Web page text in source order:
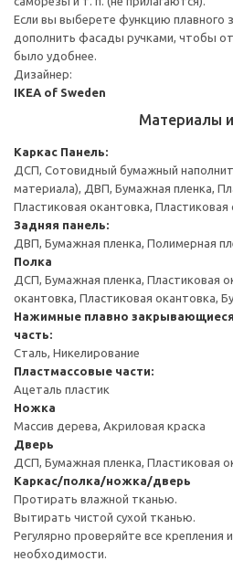
Если вы выберете функцию плавного
дополнить фасады ручками, чтобы
было удобнее.
Дизайнер:
IKEA of Sweden
Материалы
Каркас Панель:
ДСП, Сотовидный бумажный
материала), ДВП, Бумажная пленка,
Пластиковая окантовка,
Задняя панель:
ДВП, Бумажная пленка, Полимерная
Полка
ДСП, Бумажная пленка, Пластиковая
окантовка, Пластиковая окантовка,
Нажимные плавно
часть:
Сталь, Никелирование
Пластмассовые части:
Ацеталь пластик
Ножка
Массив дерева, Акриловая краска
Дверь
ДСП, Бумажная пленка, Пластиковая
Каркас/полка/ножка/дверь
Протирать влажной тканью.
Вытирать чистой сухой тканью.
Регулярно проверяйте все крепления
необходимости.